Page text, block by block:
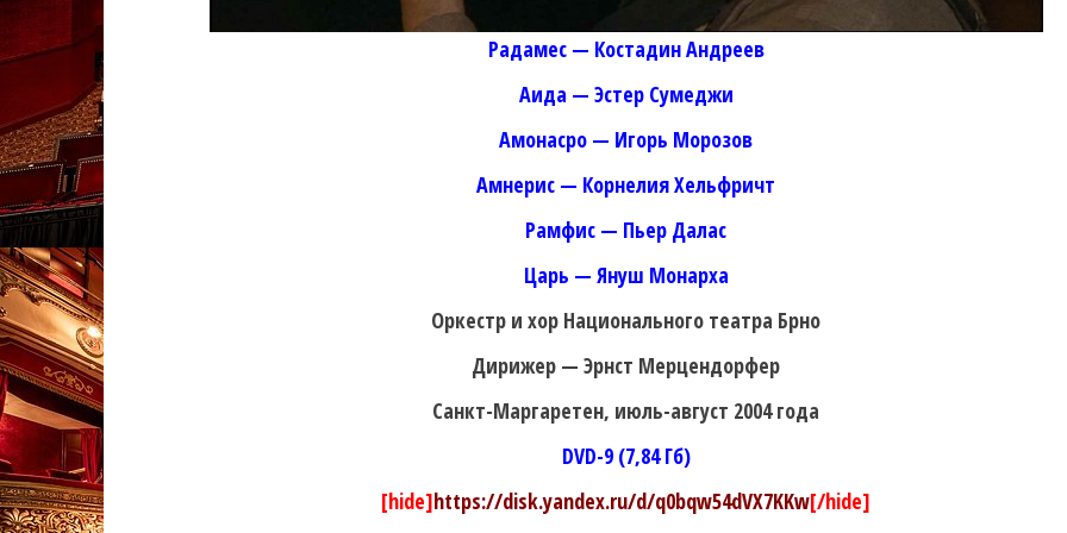
Радамес — Костадин Андреев
Аида — Эстер Сумеджи
Амонасро — Игорь Морозов
Амнерис — Корнелия Хельфричт
Рамфис — Пьер Далас
Царь — Януш Монарха
Оркестр и хор Национального театра Брно
Дирижер — Эрнст Мерцендорфер
Санкт-Маргаретен, июль-август 2004 года
DVD-9 (7,84 Гб)
[hide]https://disk.yandex.ru/d/q0bqw54dVX7KKw[/hide]